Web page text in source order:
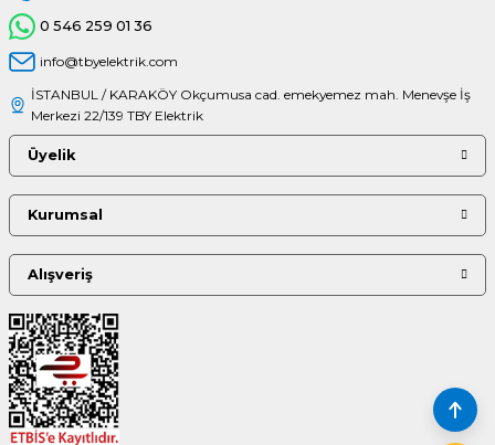
0 546 259 01 36
info@tbyelektrik.com
İSTANBUL / KARAKÖY Okçumusa cad. emekyemez mah. Menevşe İş
Merkezi 22/139 TBY Elektrik
Üyelik
Kurumsal
Alışveriş